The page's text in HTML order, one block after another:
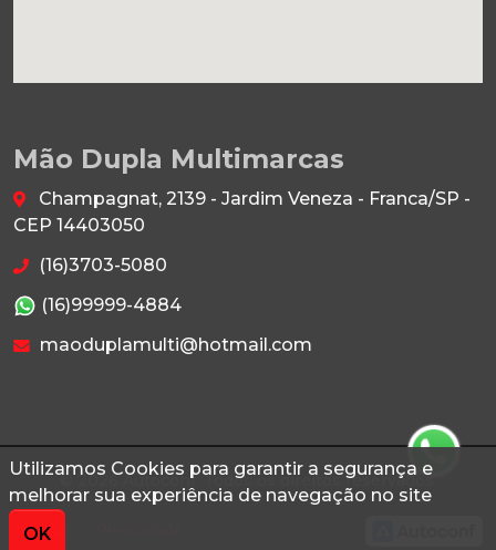
Utilizamos Cookies para garantir a segurança e
melhorar sua experiência de navegação no site
OK
Mão Dupla Multimarcas
Champagnat, 2139 - Jardim Veneza - Franca/SP -
CEP 14403050
(16)3703-5080
(16)99999-4884
maoduplamulti@hotmail.com
© 2026 Autoconf. Todos os direitos reservados.
Termos